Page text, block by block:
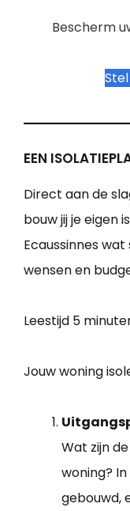
Bescherm
EEN
Direct aan de
bouw jij je eigen
Ecaussinnes
wensen en
Leestijd 5
Jouw woning
Wat zijn
woning?
gebouwd,